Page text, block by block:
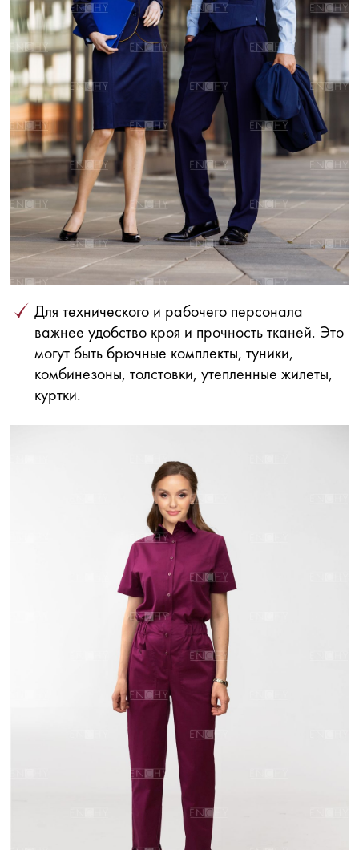
Для технического и рабочего персонала
важнее удобство кроя и прочность тканей. Это
могут быть брючные комплекты, туники,
комбинезоны, толстовки, утепленные жилеты,
куртки.